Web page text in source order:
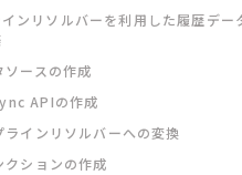
ンリソルバーを利用した履歴デー
ースの作成
APIの作成
ラインリソルバーへの変換
ションの作成